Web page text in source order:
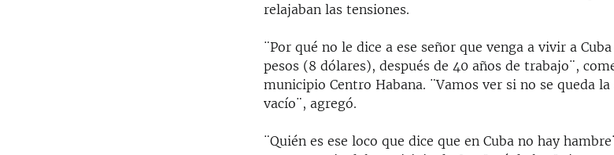
relajaban las tensiones.
¨Por qué no le dice a ese señor que venga a vivir a
pesos (8 dólares), después de 40 años de trabajo¨,
municipio Centro Habana. ¨Vamos ver si no se queda
vacío¨, agregó.
¨Quién es ese loco que dice que en Cuba no hay